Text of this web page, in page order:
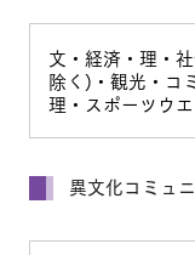
文・経済・理・
除く)・観光・コ
理・スポーツウ
異文化コミュ